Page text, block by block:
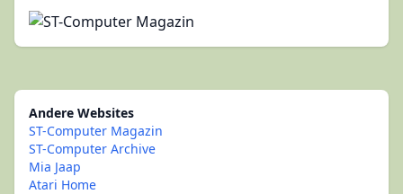
Andere Websites
ST-Computer Magazin
ST-Computer Archive
Mia Jaap
Atari Home